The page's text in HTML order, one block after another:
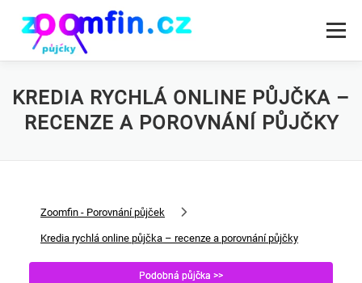
Menu
RYCHLÁ PŮJČKA PODLE DRUHU PŮJČKY SPOLEČNOSTI
KREDIA RYCHLÁ ONLINE PŮJČKA –
RECENZE A POROVNÁNÍ PŮJČKY
Zoomfin - Porovnání půjček
Kredia rychlá online půjčka – recenze a porovnání půjčky
Podobná půjčka >>